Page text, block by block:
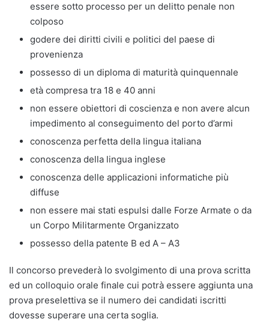
essere sotto processo per un delitto penale non
colposo
godere dei diritti civili e politici del paese di
provenienza
possesso di un diploma di maturità quinquennale
età compresa tra 18 e 40 anni
non essere obiettori di coscienza e non avere alcun
impedimento al conseguimento del porto d’armi
conoscenza perfetta della lingua italiana
conoscenza della lingua inglese
conoscenza delle applicazioni informatiche più
diffuse
non essere mai stati espulsi dalle Forze Armate o da
un Corpo Militarmente Organizzato
possesso della patente B ed A – A3
Il concorso prevederà lo svolgimento di una prova scritta
ed un colloquio orale finale cui potrà essere aggiunta una
prova preselettiva se il numero dei candidati iscritti
dovesse superare una certa soglia.